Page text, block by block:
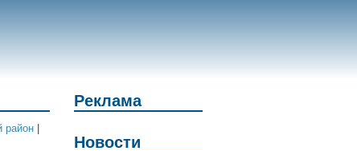
район
Реклама
Новости